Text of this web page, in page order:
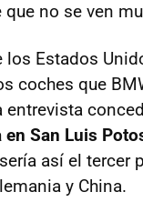
que no se ven
los Estados
coches que
entrevista
San Luis
así el tercer
y China.